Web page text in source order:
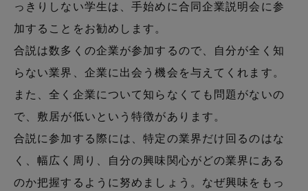
っきりしない学生は、手始めに合同企業説明会に参
加することをお勧めします。
合説は数多くの企業が参加するので、自分が全く知
らない業界、企業に出会う機会を与えてくれます。
また、全く企業について知らなくても問題がないの
で、敷居が低いという特徴があります。
合説に参加する際には、特定の業界だけ回るのはな
く、幅広く周り、自分の興味関心がどの業界にある
のか把握するように努めましょう。なぜ興味をもっ